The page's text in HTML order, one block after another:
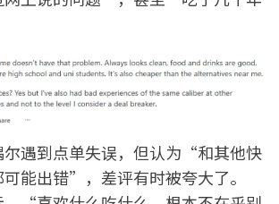
尔遇到点单失误，但认为“和其他快
能出错”，差评有时被夸大了。